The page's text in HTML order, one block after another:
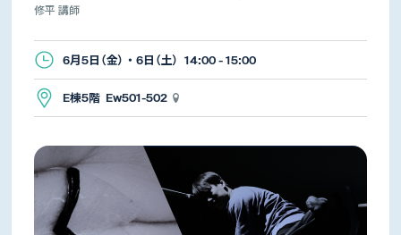
講演会・演奏会 体験イベント・展覧会
修平 講師
6月5日（金） ・ 6日（土） 14:00 - 15:00
E棟5階 Ew501-502